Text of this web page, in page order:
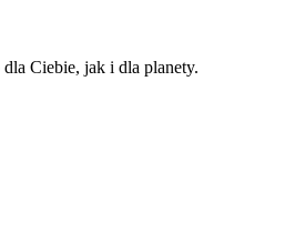
Ciebie, jak i dla planety.